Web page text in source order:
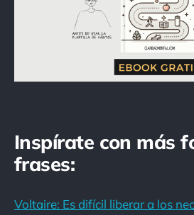
Inspírate con más
frases:
Voltaire: Es difícil liberar a los